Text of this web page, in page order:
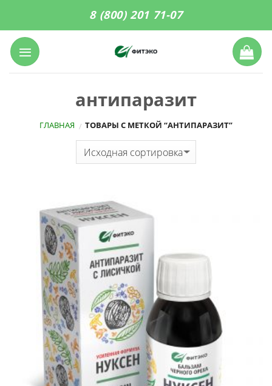
content
8 (800) 201 71-07
антипаразит
ГЛАВНАЯ / ТОВАРЫ С МЕТКОЙ “АНТИПАРАЗИТ”